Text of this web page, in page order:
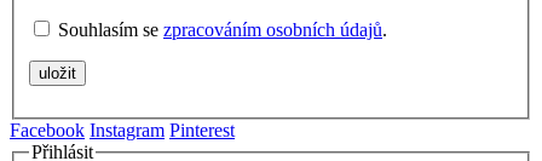
Souhlasím se zpracováním osobních údajů.
Facebook Instagram Pinterest
Přihlásit